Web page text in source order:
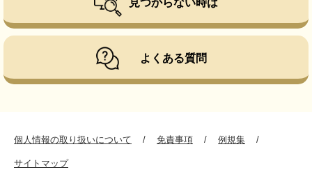
見つからない時は
よくある質問
個人情報の取り扱いについて 免責事項 例規集
サイトマップ